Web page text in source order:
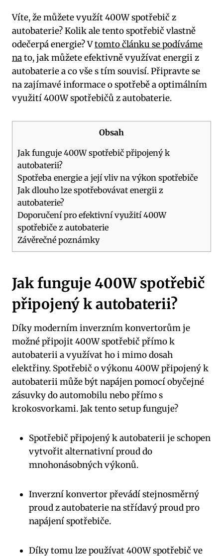
Víte, že můžete využít 400W spotřebič z
autobaterie? Kolik ale tento spotřebič vlastně
odečerpá energie? Vtomto článku se podíváme
nato, jak můžete efektivně využívat energii z
autobaterie a co vše s tím souvisí. Připravte se
na zajímavé informace o spotřebě a optimálním
využití 400W spotřebičů z autobaterie.
Obsah
Jak funguje 400W spotřebič připojený k
autobaterii?
Spotřeba energie a její vliv na výkon spotřebiče
Jak dlouho lze spotřebovávat energii z
autobaterie?
Doporučení pro efektivní využití 400W
spotřebiče z autobaterie
Závěrečné poznámky
Jak funguje 400W spotřebič
připojený k autobaterii?
Díky moderním inverzním konvertorům je
možné připojit 400W spotřebič přímo k
autobaterii a využívat ho i mimo dosah
elektřiny. Spotřebič o výkonu 400W připojený k
autobaterii může být napájen pomocí obyčejné
zásuvky do automobilu nebo přímo s
krokosvorkami. Jak tento setup funguje?
Spotřebič připojený k autobaterii je schopen
vytvořit alternativní proud do
mnohonásobných výkonů.
Inverzní konvertor převádí stejnosměrný
proud z autobaterie na střídavý proud pro
napájení spotřebiče.
Díky tomu lze používat 400W spotřebič ve